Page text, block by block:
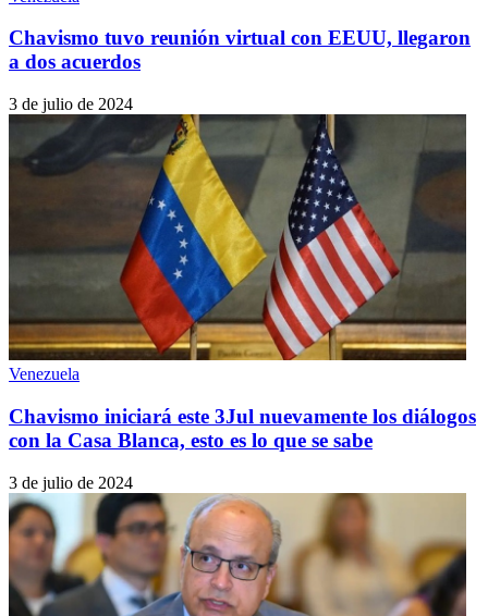
Chavismo tuvo reunión virtual con EEUU, llegaron
a dos acuerdos
3 de julio de 2024
Venezuela
Chavismo iniciará este 3Jul nuevamente los diálogos
con la Casa Blanca, esto es lo que se sabe
3 de julio de 2024